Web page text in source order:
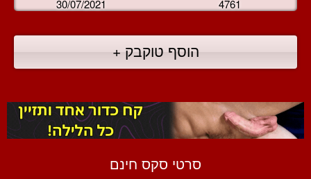
30/07/2021 4761
הוסף טוקבק +
סרטי סקס חינם